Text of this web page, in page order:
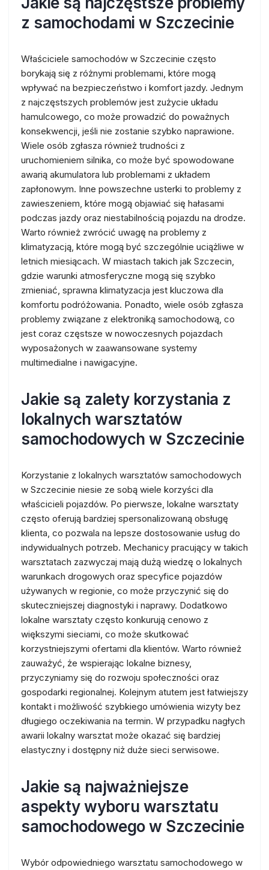
z samochodami w Szczecinie
Właściciele samochodów w Szczecinie często
borykają się z różnymi problemami, które mogą
wpływać na bezpieczeństwo i komfort jazdy. Jednym
z najczęstszych problemów jest zużycie układu
hamulcowego, co może prowadzić do poważnych
konsekwencji, jeśli nie zostanie szybko naprawione.
Wiele osób zgłasza również trudności z
uruchomieniem silnika, co może być spowodowane
awarią akumulatora lub problemami z układem
zapłonowym. Inne powszechne usterki to problemy z
zawieszeniem, które mogą objawiać się hałasami
podczas jazdy oraz niestabilnością pojazdu na drodze.
Warto również zwrócić uwagę na problemy z
klimatyzacją, które mogą być szczególnie uciążliwe w
letnich miesiącach. W miastach takich jak Szczecin,
gdzie warunki atmosferyczne mogą się szybko
zmieniać, sprawna klimatyzacja jest kluczowa dla
komfortu podróżowania. Ponadto, wiele osób zgłasza
problemy związane z elektroniką samochodową, co
jest coraz częstsze w nowoczesnych pojazdach
wyposażonych w zaawansowane systemy
multimedialne i nawigacyjne.
Jakie są zalety korzystania z
lokalnych warsztatów
samochodowych w Szczecinie
Korzystanie z lokalnych warsztatów samochodowych
w Szczecinie niesie ze sobą wiele korzyści dla
właścicieli pojazdów. Po pierwsze, lokalne warsztaty
często oferują bardziej spersonalizowaną obsługę
klienta, co pozwala na lepsze dostosowanie usług do
indywidualnych potrzeb. Mechanicy pracujący w takich
warsztatach zazwyczaj mają dużą wiedzę o lokalnych
warunkach drogowych oraz specyfice pojazdów
używanych w regionie, co może przyczynić się do
skuteczniejszej diagnostyki i naprawy. Dodatkowo
lokalne warsztaty często konkurują cenowo z
większymi sieciami, co może skutkować
korzystniejszymi ofertami dla klientów. Warto również
zauważyć, że wspierając lokalne biznesy,
przyczyniamy się do rozwoju społeczności oraz
gospodarki regionalnej. Kolejnym atutem jest łatwiejszy
kontakt i możliwość szybkiego umówienia wizyty bez
długiego oczekiwania na termin. W przypadku nagłych
awarii lokalny warsztat może okazać się bardziej
elastyczny i dostępny niż duże sieci serwisowe.
Jakie są najważniejsze
aspekty wyboru warsztatu
samochodowego w Szczecinie
Wybór odpowiedniego warsztatu samochodowego w